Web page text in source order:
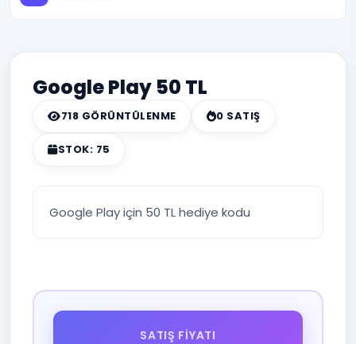
Google Play 50 TL
718 GÖRÜNTÜLENME 0 SATIŞ
STOK: 75
Google Play için 50 TL hediye kodu
SATIŞ FIYATI